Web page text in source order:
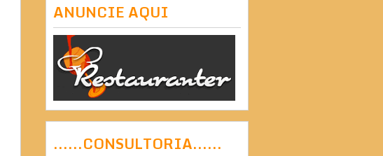
ANUNCIE AQUI
......CONSULTORIA......